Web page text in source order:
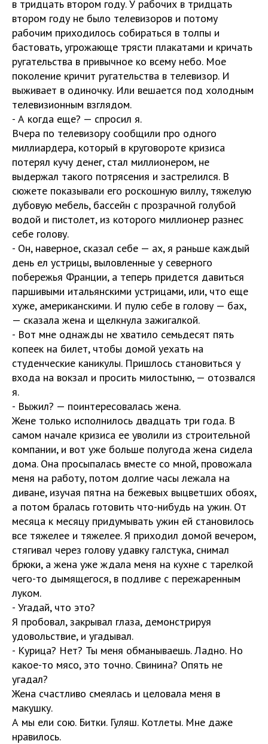
в тридцать втором году. У рабочих в тридцать
втором году не было телевизоров и потому
рабочим приходилось собираться в толпы и
бастовать, угрожающе трясти плакатами и кричать
ругательства в привычное ко всему небо. Мое
поколение кричит ругательства в телевизор. И
выживает в одиночку. Или вешается под холодным
телевизионным взглядом.
- А когда еще? — спросил я.
Вчера по телевизору сообщили про одного
миллиардера, который в круговороте кризиса
потерял кучу денег, стал миллионером, не
выдержал такого потрясения и застрелился. В
сюжете показывали его роскошную виллу, тяжелую
дубовую мебель, бассейн с прозрачной голубой
водой и пистолет, из которого миллионер разнес
себе голову.
- Он, наверное, сказал себе — ах, я раньше каждый
день ел устрицы, выловленные у северного
побережья Франции, а теперь придется давиться
паршивыми итальянскими устрицами, или, что еще
хуже, американскими. И пулю себе в голову — бах,
— сказала жена и щелкнула зажигалкой.
- Вот мне однажды не хватило семьдесят пять
копеек на билет, чтобы домой уехать на
студенческие каникулы. Пришлось становиться у
входа на вокзал и просить милостыню, — отозвался
я.
- Выжил? — поинтересовалась жена.
Жене только исполнилось двадцать три года. В
самом начале кризиса ее уволили из строительной
компании, и вот уже больше полугода жена сидела
дома. Она просыпалась вместе со мной, провожала
меня на работу, потом долгие часы лежала на
диване, изучая пятна на бежевых выцветших обоях,
а потом бралась готовить что-нибудь на ужин. От
месяца к месяцу придумывать ужин ей становилось
все тяжелее и тяжелее. Я приходил домой вечером,
стягивал через голову удавку галстука, снимал
брюки, а жена уже ждала меня на кухне с тарелкой
чего-то дымящегося, в подливе с пережаренным
луком.
- Угадай, что это?
Я пробовал, закрывал глаза, демонстрируя
удовольствие, и угадывал.
- Курица? Нет? Ты меня обманываешь. Ладно. Но
какое-то мясо, это точно. Свинина? Опять не
угадал?
Жена счастливо смеялась и целовала меня в
макушку.
А мы ели сою. Битки. Гуляш. Котлеты. Мне даже
нравилось.